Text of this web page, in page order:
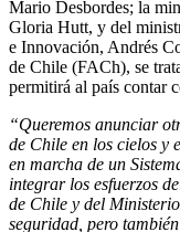
Mario Desbordes; la
Gloria Hutt, y del
e Innovación, Andrés
de Chile (FACh), se
permitirá al país contar
“Queremos anunciar
de Chile en los cielos y
en marcha de un
integrar los esfuerzos
de Chile y del
seguridad, pero